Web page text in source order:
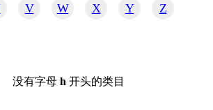
V W X Y Z
没有字母 h 开头的类目